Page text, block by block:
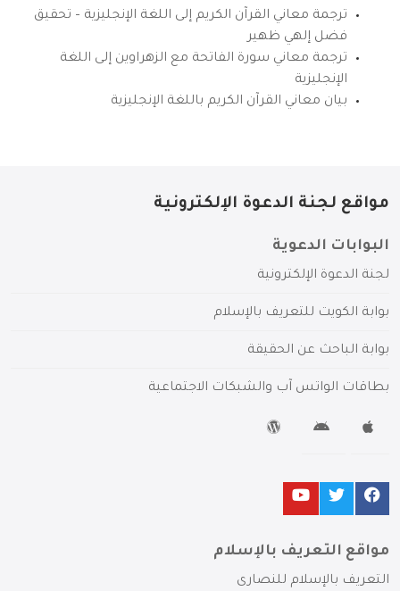
ترجمة معاني القرآن الكريم إلى اللغة الإنجليزية – تحقيق
فضل إلهي ظهير
ترجمة معاني سورة الفاتحة مع الزهراوين إلى اللغة
الإنجليزية
بيان معاني القرآن الكريم باللغة الإنجليزية
مواقع لجنة الدعوة الإلكترونية
البوابات الدعوية
لجنة الدعوة الإلكترونية
بوابة الكويت للتعريف بالإسلام
بوابة الباحث عن الحقيقة
بطاقات الواتس آب والشبكات الاجتماعية
مواقع التعريف بالإسلام
التعريف بالإسلام للنصارى